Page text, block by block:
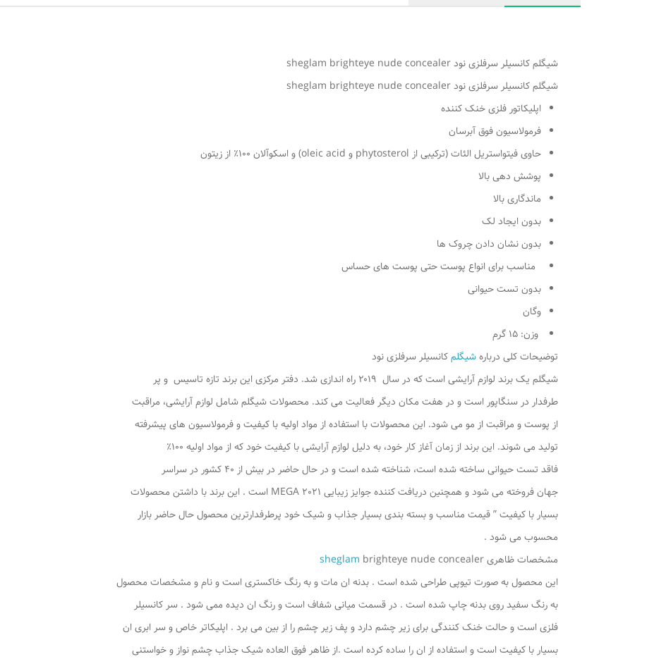
شیگلم کانسیلر سرفلزی نود sheglam brighteye nude concealer
شیگلم کانسیلر سرفلزی نود sheglam brighteye nude concealer
اپلیکاتور فلزی خنک کننده
فرمولاسیون فوق آبرسان
حاوی فیتواستریل الئات (ترکیبی از phytosterol و oleic acid) و اسکوآلان ۱۰۰٪ از زیتون
پوشش دهی بالا
ماندگاری بالا
بدون ایجاد لک
بدون نشان دادن چروک ها
مناسب برای انواع پوست حتی پوست های حساس
بدون تست حیوانی
وگان
وزن: ۱۵ گرم
توضیحات کلی دربارهشیگلمکانسیلر سرفلزی نود
شیگلم یک برند لوازم آرایشی است که در سال ۲۰۱۹ راه اندازی شد. دفتر مرکزی این برند تازه تاسیس و پر
طرفدار در سنگاپور است و در هفت مکان دیگر فعالیت می کند. محصولات شیگلم شامل لوازم آرایشی، مراقبت
از پوست و مراقبت از مو می شود. این محصولات با استفاده از مواد اولیه با کیفیت و فرمولاسیون های پیشرفته
تولید می شوند. این برند از زمان آغاز کار خود، به دلیل لوازم آرایشی با کیفیت خود که از مواد اولیه ۱۰۰٪
فاقد تست حیوانی ساخته شده است، شناخته شده است و در حال حاضر در بیش از ۴۰ کشور در سراسر
جهان فروخته می شود و همچنین دریافت کننده جوایز زیبایی MEGA 2021 است . این برند با داشتن محصولات
بسیار با کیفیت ” قیمت مناسب و بسته بندی بسیار جذاب و شیک خود پرطرفدارترین محصول حال حاضر بازار
محسوب می شود .
مشخصات ظاهری
sheglam brighteye nude concealer
این محصول به صورت تیوپی طراحی شده است . بدنه ان مات و به رنگ خاکستری است و نام و مشخصات محصول
به رنگ سفید روی بدنه چاپ شده است . در قسمت میانی شفاف است و رنگ ان دیده ممی شود . سر کانسیلر
فلزی است و حالت خنک کنندگی برای زیر چشم دارد و پف زیر چشم را از بین می برد . اپلیکاتر خاص و سر ابری ان
بسیار با کیفیت است و استفاده از ان را ساده کرده است .از ظاهر فوق العاده شیک جذاب چشم نواز و خواستنی